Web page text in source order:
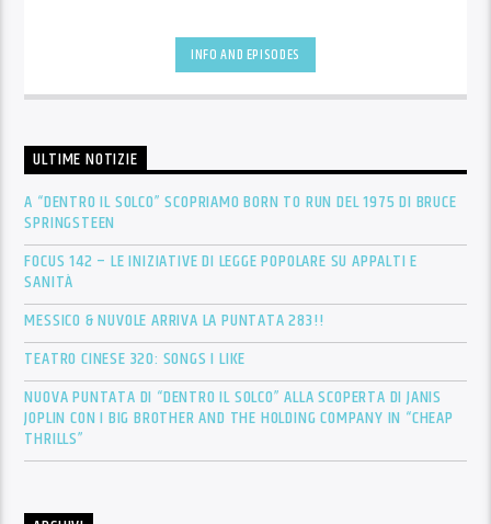
INFO AND EPISODES
ULTIME NOTIZIE
A “DENTRO IL SOLCO” SCOPRIAMO BORN TO RUN DEL 1975 DI BRUCE
SPRINGSTEEN
FOCUS 142 – LE INIZIATIVE DI LEGGE POPOLARE SU APPALTI E
SANITÀ
MESSICO & NUVOLE ARRIVA LA PUNTATA 283!!
TEATRO CINESE 320: SONGS I LIKE
NUOVA PUNTATA DI “DENTRO IL SOLCO” ALLA SCOPERTA DI JANIS
JOPLIN CON I BIG BROTHER AND THE HOLDING COMPANY IN “CHEAP
THRILLS”